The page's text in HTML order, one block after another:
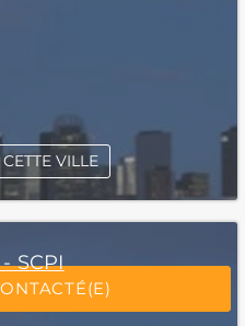
“Excellent”, 165 avis
VILLE
SCPI